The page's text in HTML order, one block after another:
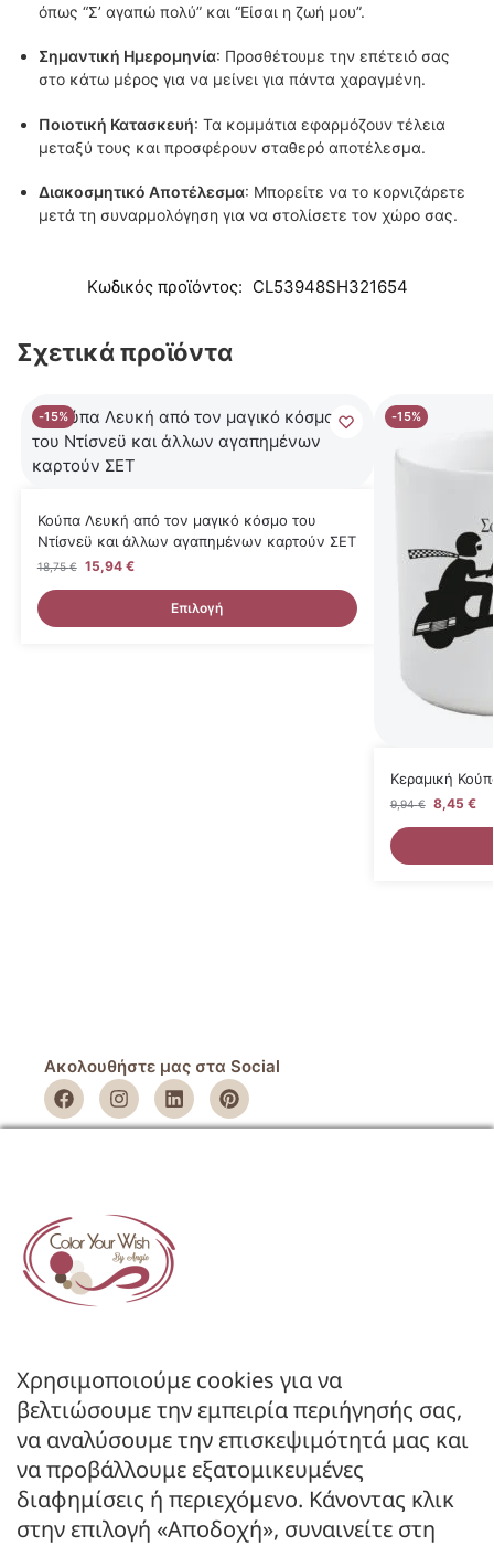
όπως “Σ’ αγαπώ πολύ” και “Είσαι η ζωή μου”.
Σημαντική Ημερομηνία: Προσθέτουμε την επέτειό σας
στο κάτω μέρος για να μείνει για πάντα χαραγμένη.
Ποιοτική Κατασκευή: Τα κομμάτια εφαρμόζουν τέλεια
μεταξύ τους και προσφέρουν σταθερό αποτέλεσμα.
Διακοσμητικό Αποτέλεσμα: Μπορείτε να το κορνιζάρετε
μετά τη συναρμολόγηση για να στολίσετε τον χώρο σας.
Κωδικός προϊόντος: CL53948SH321654
Σχετικά προϊόντα
-15%
Κούπα Λευκή από τον μαγικό κόσμο του
Ντίσνεϋ και άλλων αγαπημένων καρτούν ΣΕΤ
18,75€ 15,94 €
Επιλογή
-15%
Κεραμική
9,94€ 8,45 €
Ακολουθήστε μας στα Social
Πολιτική Απορρήτου
Πολιτική Επιστροφών
ΚΑΤΑΣΤΗΜΑ
Εγγραφή Χονδρικής
Μέθοδοι Πληρωμής
Μέθοδοι Αποστολής
ΕΠΙΚΟΙΝΩΝΙΑ
Χρησιμοποιούμε cookies για να
βελτιώσουμε την εμπειρία περιήγησής σας,
να αναλύσουμε την επισκεψιμότητά μας και
να προβάλλουμε εξατομικευμένες
διαφημίσεις ή περιεχόμενο. Κάνοντας κλικ
στην επιλογή «Αποδοχή», συναινείτε στη